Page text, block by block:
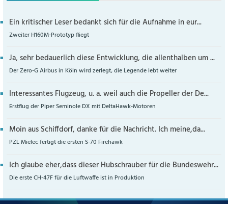
Ein kritischer Leser bedankt sich für die Aufnahme in eur...
Zweiter H160M-Prototyp fliegt
Ja, sehr bedauerlich diese Entwicklung, die allenthalben um ...
Der Zero-G Airbus in Köln wird zerlegt, die Legende lebt weiter
Interessantes Flugzeug, u. a. weil auch die Propeller der De...
Erstflug der Piper Seminole DX mit DeltaHawk-Motoren
Moin aus Schiffdorf, danke für die Nachricht. Ich meine,da...
PZL Mielec fertigt die ersten S-70 Firehawk
Ich glaube eher,dass dieser Hubschrauber für die Bundeswehr...
Die erste CH-47F für die Luftwaffe ist in Produktion